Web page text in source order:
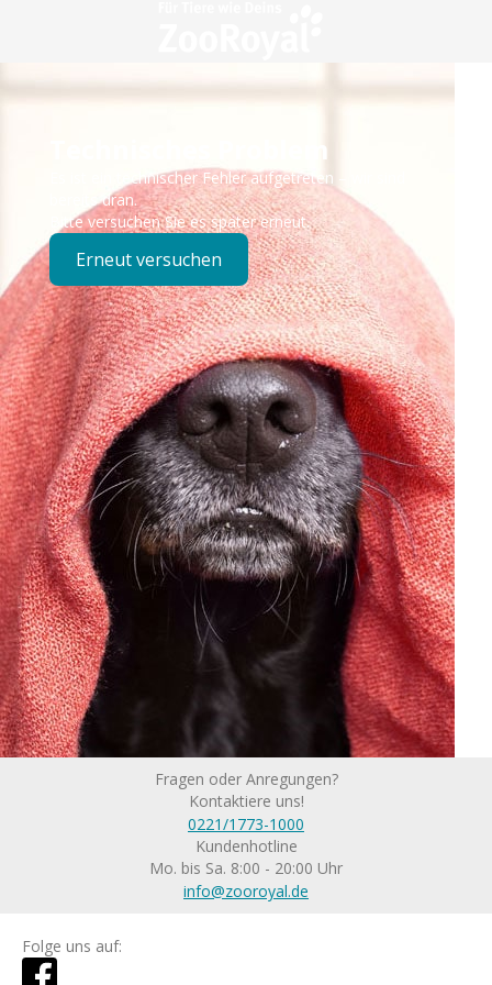
Technisches Problem
Es ist ein technischer Fehler aufgetreten – wir sind
bereits dran.
Bitte versuchen Sie es später erneut.
Erneut versuchen
Fragen oder Anregungen?
Kontaktiere uns!
0221/1773-1000
Kundenhotline
Mo. bis Sa. 8:00 - 20:00 Uhr
info@zooroyal.de
Folge uns auf: